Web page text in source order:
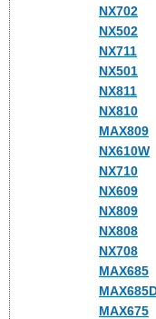
NX702
NX502
NX711
NX501
NX811
NX810
MAX809
NX610W
NX710
NX609
NX809
NX808
NX708
MAX685
MAX675